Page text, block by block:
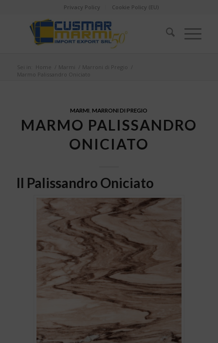
Privacy Policy Cookie Policy (EU)
Sei in: Home / Marmi / Marroni di Pregio /
Marmo Palissandro Oniciato
MARMI ,MARRONI DI PREGIO
MARMO PALISSANDRO
ONICIATO
Il Palissandro Oniciato